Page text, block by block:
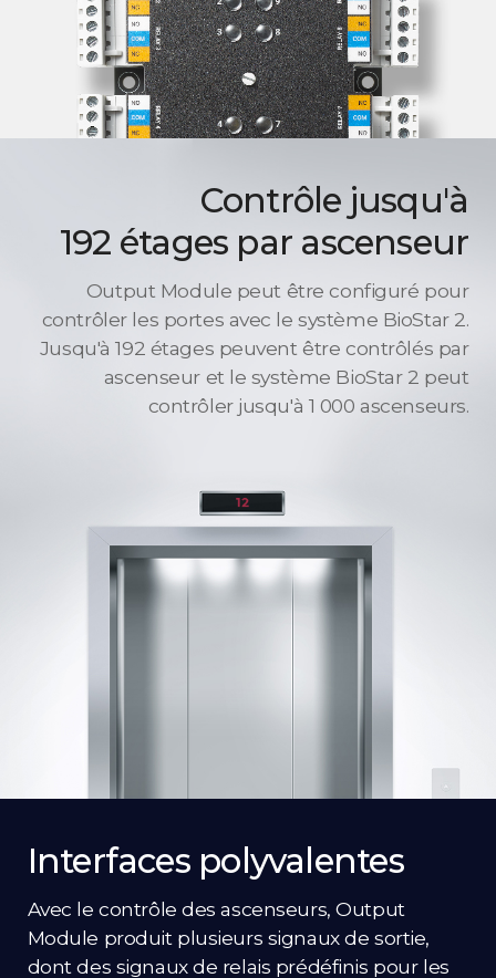
Contrôle jusqu'à
192 étages par ascenseur
Output Module peut être configuré pour
contrôler les portes avec le système BioStar 2.
Jusqu'à 192 étages peuvent être contrôlés par
ascenseur et le système BioStar 2 peut
contrôler jusqu'à 1 000 ascenseurs.
Interfaces polyvalentes
Avec le contrôle des ascenseurs, Output
Module produit plusieurs signaux de sortie,
dont des signaux de relais prédéfinis pour les